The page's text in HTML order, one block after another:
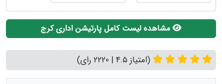
مشاهده لیست کامل پارتیشن اداری کرج
(امتیاز 4.5 | 2220 رای)